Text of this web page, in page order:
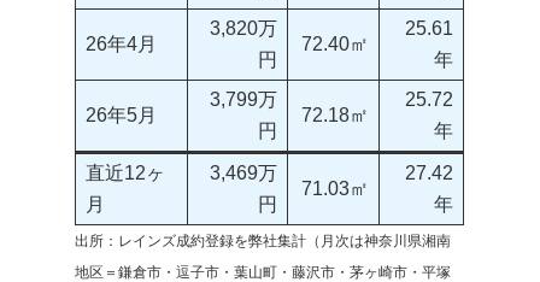
26年4月
3,820万
円
72.40㎡
25.61
年
26年5月
3,799万
円
72.18㎡
25.72
年
直近12ヶ
月
3,469万
円
71.03㎡
27.42
年
出所：レインズ成約登録を弊社集計（月次は神奈川県湘南
地区＝鎌倉市・逗子市・葉山町・藤沢市・茅ヶ崎市・平塚